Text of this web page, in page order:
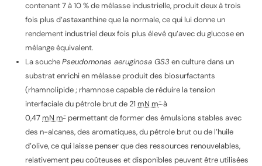
contenant 7 à 10 % de mélasse industrielle, produit deux à trois
fois plus d’astaxanthine que la normale, ce qui lui donne un
rendement industriel deux fois plus élevé qu’avec du glucose en
mélange équivalent.
La souchePseudomonas aeruginosa GS3en culture dans un
substrat enrichi en mélasse produit des biosurfactants
(rhamnolipide ; rhamnose capable de réduire la tension
interfaciale du pétrole brut de 21 mN m− à
0,47 mN m− permettant de former des émulsions stables avec
des n-alcanes, des aromatiques, du pétrole brut ou de l’huile
d’olive, ce qui laisse penser que des ressources renouvelables,
relativement peu coûteuses et disponibles peuvent être utilisées